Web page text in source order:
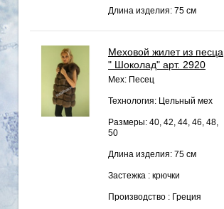
Длина изделия: 75 см
Меховой жилет из песца
" Шоколад" арт. 2920
Мех: Песец
Технология: Цельный мех
Размеры: 40, 42, 44, 46, 48,
50
Длина изделия: 75 см
Застежка : крючки
Производство : Греция